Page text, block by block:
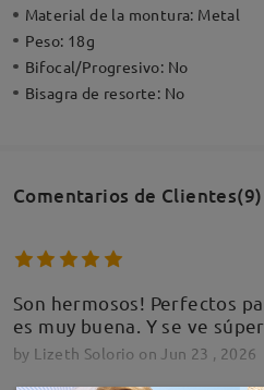
Material de la montura: Metal
Peso: 18g
Bifocal/Progresivo: No
Bisagra de resorte: No
Comentarios de Clientes(9)
Son hermosos! Perfectos
es muy buena. Y se ve
by Lizeth Solorio on Jun 23 , 2026